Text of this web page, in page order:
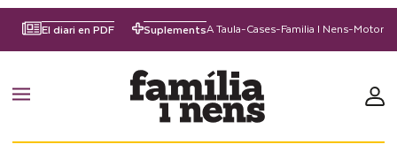
El diari en PDF SuplementsA Taula-Cases-Familia I Nens-Motor